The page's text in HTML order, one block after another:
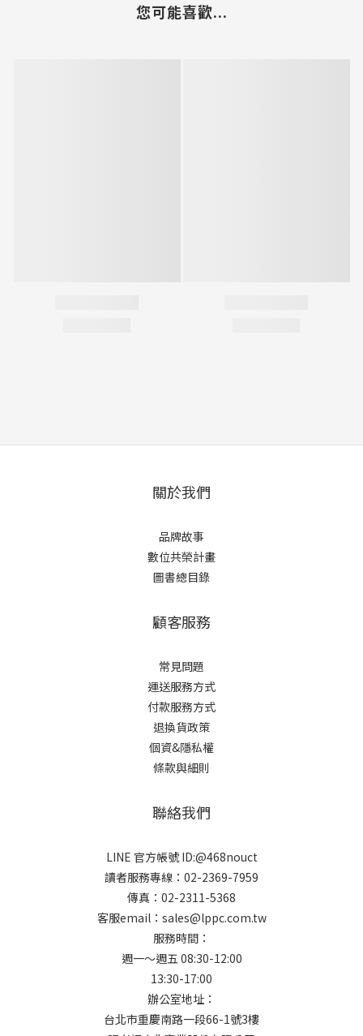
您可能喜歡...
關於我們
品牌故事
數位共榮計畫
圖書總目錄
顧客服務
常見問題
運送服務方式
付款服務方式
退換貨政策
個資&隱私權
條款與細則
聯絡我們
LINE 官方帳號 ID:@468nouct
讀者服務專線：02-2369-7959
傳真：02-2311-5368
客服email：sales@lppc.com.tw
服務時間：
週一～週五 08:30-12:00
13:30-17:00
辦公室地址：
台北市重慶南路一段66-1號3樓